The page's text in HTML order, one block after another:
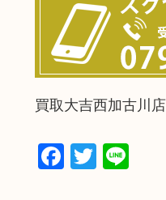
買取大吉西加古川
Facebook
Twitter
Line